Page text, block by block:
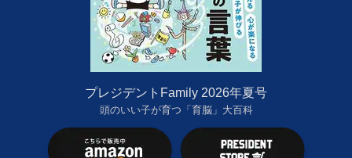
プレジデントFamily 2026年夏号
頭のいい子が育つ「育脳」大百科